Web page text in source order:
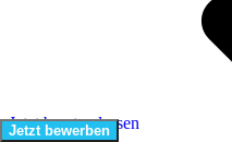
Jetzt bewerben
Jetzt beraten lassen